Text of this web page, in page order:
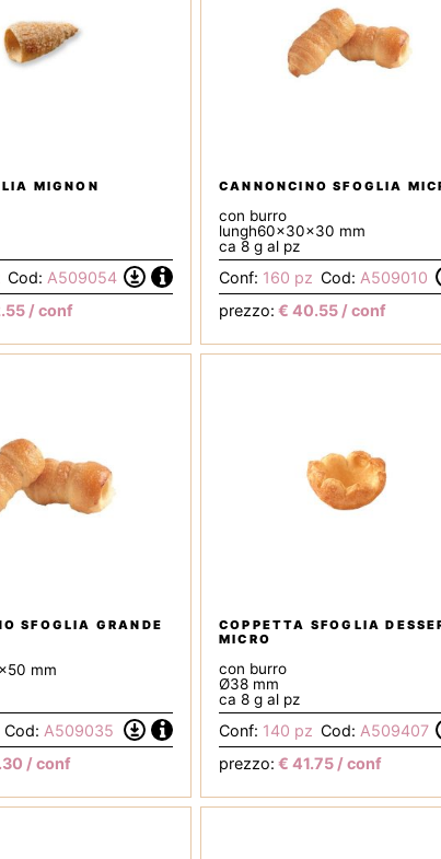
MIGNON
Cod: A509054
Scarica
la
Tecnica
Informazioni
/ conf
CANNONCINO SFOGLIA
con burro
lungh60x30x30 mm
ca 8 g al pz
Conf: 160 pz Cod: A509010
prezzo: € 40.55 / conf
SFOGLIA GRANDE
mm
Cod: A509035
Scarica
la
Tecnica
Informazioni
/ conf
COPPETTA SFOGLIA
MICRO
con burro
Ø38 mm
ca 8 g al pz
Conf: 140 pz Cod: A509407
prezzo: € 41.75 / conf